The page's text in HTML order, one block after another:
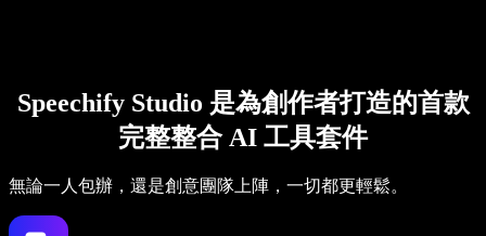
Speechify Studio 是為創作者打造的首款
完整整合 AI 工具套件
無論一人包辦，還是創意團隊上陣，一切都更輕鬆。